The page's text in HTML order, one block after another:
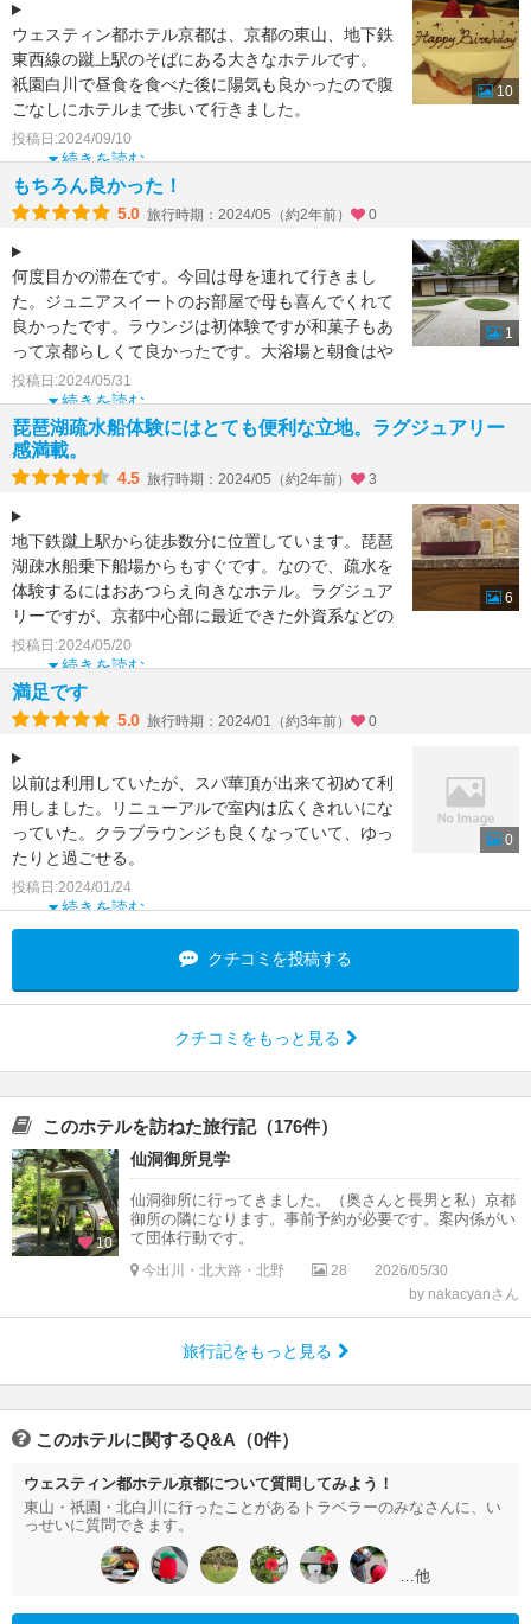
ウェスティン都ホテル京都は、京都の東山、地下鉄
東西線の蹴上駅のそばにある大きなホテルです。
祇園白川で昼食を食べた後に陽気も良かったので腹
ごなしにホテルまで歩いて行きました。
アニバーサリーだった
続きを読む
投稿日:2024/09/10
10
もちろん良かった！
5.0 旅行時期：2024/05（約2年前） 0
何度目かの滞在です。今回は母を連れて行きまし
た。ジュニアスイートのお部屋で母も喜んでくれて
良かったです。ラウンジは初体験ですが和菓子もあ
って京都らしくて良かったです。大浴場と朝食はや
っぱり素晴らしいし
続きを読む
投稿日:2024/05/31
1
琵琶湖疏水船体験にはとても便利な立地。ラグジュアリー
感満載。
4.5 旅行時期：2024/05（約2年前） 3
地下鉄蹴上駅から徒歩数分に位置しています。琵琶
湖疎水船乗下船場からもすぐです。なので、疏水を
体験するにはおあつらえ向きなホテル。ラグジュア
リーですが、京都中心部に最近できた外資系などの
ホテルに比べれば
続きを読む
投稿日:2024/05/20
6
満足です
5.0 旅行時期：2024/01（約3年前） 0
以前は利用していたが、スパ華頂が出来て初めて利
用しました。リニューアルで室内は広くきれいにな
っていた。クラブラウンジも良くなっていて、ゆっ
たりと過ごせる。
最近は繁華街近くの便利さでホテル選びをして
続きを読む
投稿日:2024/01/24
0
クチコミを投稿する
クチコミをもっと見る
このホテルを訪ねた旅行記（176件）
10
仙洞御所見学
仙洞御所に行ってきました。（奥さんと長男と私）京都
御所の隣になります。事前予約が必要です。案内係がい
て団体行動です。
今出川・北大路・北野 28
2026/05/30
by nakacyanさん
旅行記をもっと見る
このホテルに関するQ&A（0件）
ウェスティン都ホテル京都について質問してみよう！
東山・祇園・北白川に行ったことがあるトラベラーのみなさんに、い
っせいに質問できます。
…他